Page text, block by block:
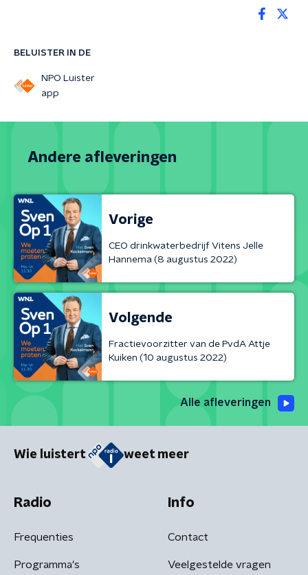
BELUISTER IN DE
NPO Luister
app
Andere afleveringen
Vorige
CEO drinkwaterbedrijf Vitens Jelle
Hannema (8 augustus 2022)
Volgende
Fractievoorzitter van de PvdA Attje
Kuiken (10 augustus 2022)
Alle afleveringen
Wie luistert weet meer
Radio
Frequenties
Programma's
Info
Contact
Veelgestelde vragen